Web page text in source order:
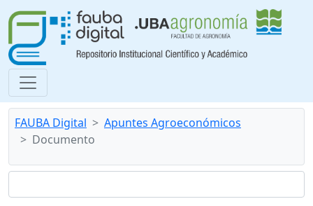
FAUBA Digital
Apuntes Agroeconómicos
Documento